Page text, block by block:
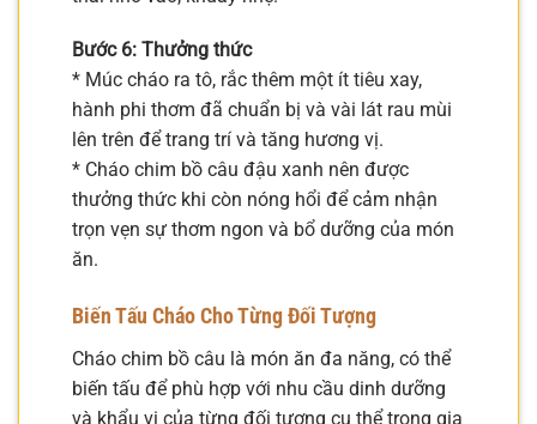
Bước 6: Thưởng thức
* Múc cháo ra tô, rắc thêm một ít tiêu xay,
hành phi thơm đã chuẩn bị và vài lát rau mùi
lên trên để trang trí và tăng hương vị.
* Cháo chim bồ câu đậu xanh nên được
thưởng thức khi còn nóng hổi để cảm nhận
trọn vẹn sự thơm ngon và bổ dưỡng của món
ăn.
Biến Tấu Cháo Cho Từng Đối Tượng
Cháo chim bồ câu là món ăn đa năng, có thể
biến tấu để phù hợp với nhu cầu dinh dưỡng
và khẩu vị của từng đối tượng cụ thể trong gia